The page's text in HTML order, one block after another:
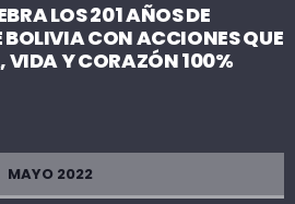
LOS 201 AÑOS DE
BOLIVIA CON ACCIONES QUE
VIDA Y CORAZÓN 100%
MAYO 2022